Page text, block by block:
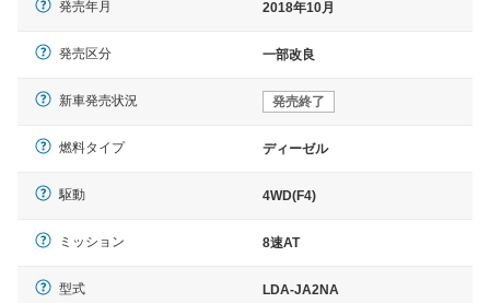
発売年月 2018年10月
発売区分 一部改良
新車発売状況 発売終了
燃料タイプ ディーゼル
駆動 4WD(F4)
ミッション 8速AT
型式 LDA-JA2NA